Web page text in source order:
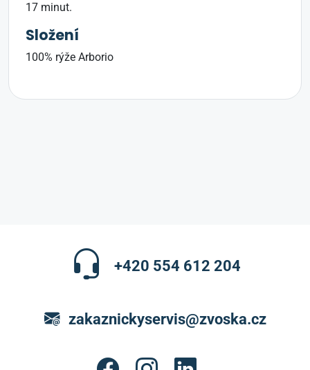
17 minut.
Složení
100% rýže Arborio
+420 554 612 204
zakaznickyservis@zvoska.cz